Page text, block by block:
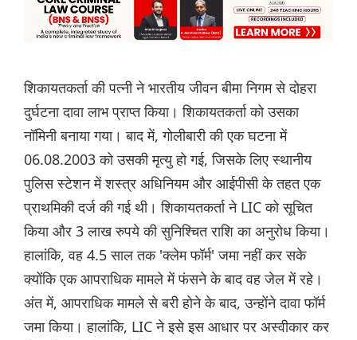
शिकायतकर्ता की पत्नी ने भारतीय जीवन बीमा निगम से दोहरा
दुर्घटना दावा लाभ प्राप्त किया। शिकायतकर्ता को उसका
नॉमिनी बनाया गया। बाद में, गोलीबारी की एक घटना में
06.08.2003 को उसकी मृत्यु हो गई, जिसके लिए स्थानीय
पुलिस स्टेशन में शस्त्र अधिनियम और आईपीसी के तहत एक
प्राथमिकी दर्ज की गई थी। शिकायतकर्ता ने LIC को सूचित
किया और 3 लाख रुपये की सुनिश्चित राशि का अनुरोध किया।
हालांकि, वह 4.5 साल तक 'क्लेम फॉर्म' जमा नहीं कर सके
क्योंकि एक आपराधिक मामले में फंसने के बाद वह जेल में रहे।
अंत में, आपराधिक मामले से बरी होने के बाद, उन्होंने दावा फॉर्म
जमा किया। हालांकि, LIC ने इसे इस आधार पर अस्वीकार कर